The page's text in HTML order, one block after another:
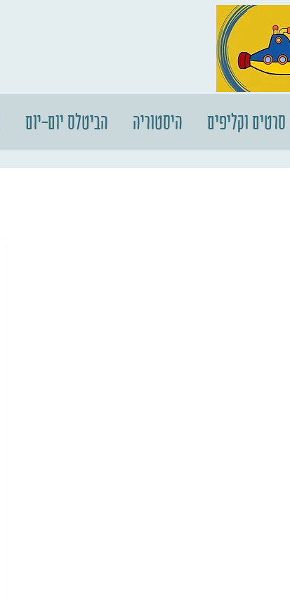
הביטלס יום-יום היסטוריה סרטים וקליפים